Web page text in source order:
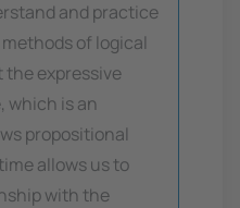
and practice
of logical
the expressive
which is an
propositional
allows us to
with the